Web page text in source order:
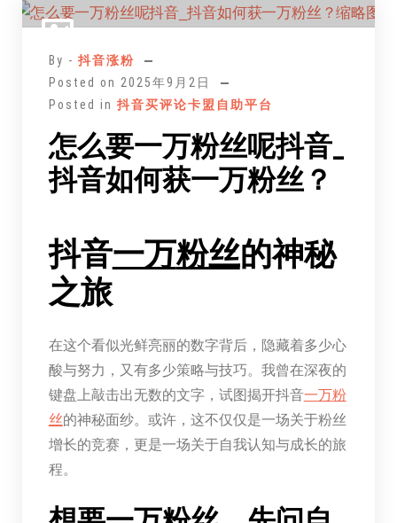
By - 抖音涨粉
Posted on 2025年9月2日
Posted in 抖音买评论卡盟自助平台
怎么要一万粉丝呢抖音_
抖音如何获一万粉丝？
抖音一万粉丝的神秘
之旅
在这个看似光鲜亮丽的数字背后，隐藏着多少心
酸与努力，又有多少策略与技巧。我曾在深夜的
键盘上敲击出无数的文字，试图揭开抖音一万粉
丝的神秘面纱。或许，这不仅仅是一场关于粉丝
增长的竞赛，更是一场关于自我认知与成长的旅
程。